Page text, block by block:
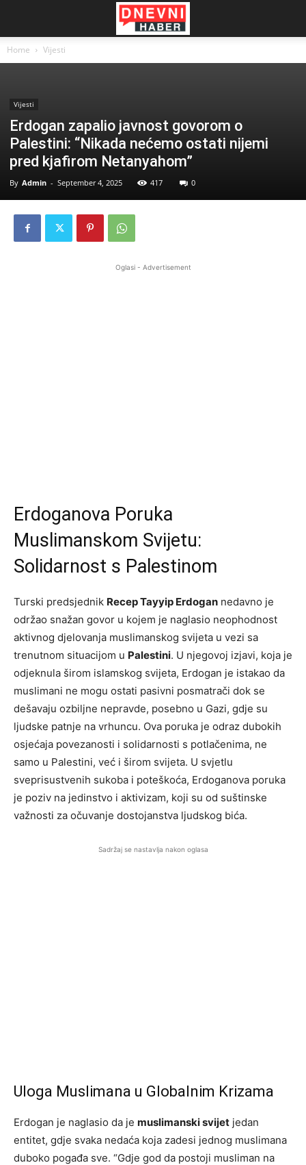
Home Vijesti
Vijesti
Erdogan zapalio javnost govorom o
Palestini: “Nikada nećemo ostati nijemi
pred kjafirom Netanyahom”
By Admin - September 4, 2025 417 0
Oglasi - Advertisement
Erdoganova Poruka
Muslimanskom Svijetu:
Solidarnost s Palestinom
Turski predsjednik Recep Tayyip Erdogan nedavno je
održao snažan govor u kojem je naglasio neophodnost
aktivnog djelovanja muslimanskog svijeta u vezi sa
trenutnom situacijom u Palestini. U njegovoj izjavi, koja je
odjeknula širom islamskog svijeta, Erdogan je istakao da
muslimani ne mogu ostati pasivni posmatrači dok se
dešavaju ozbiljne nepravde, posebno u Gazi, gdje su
ljudske patnje na vrhuncu. Ova poruka je odraz dubokih
osjećaja povezanosti i solidarnosti s potlačenima, ne
samo u Palestini, već i širom svijeta. U svjetlu
sveprisustvenih sukoba i poteškoća, Erdoganova poruka
je poziv na jedinstvo i aktivizam, koji su od suštinske
važnosti za očuvanje dostojanstva ljudskog bića.
Sadržaj se nastavlja nakon oglasa
Uloga Muslimana u Globalnim Krizama
Erdogan je naglasio da je muslimanski svijet jedan
entitet, gdje svaka nedaća koja zadesi jednog muslimana
duboko pogađa sve. “Gdje god da postoji musliman na